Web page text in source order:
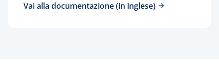
Vai alla documentazione (in inglese)